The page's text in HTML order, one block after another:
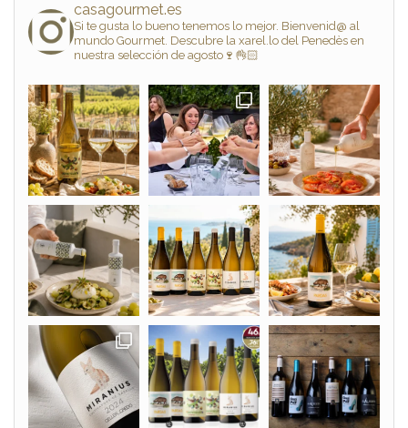
casagourmet.es
Si te gusta lo bueno tenemos lo mejor. Bienvenid@ al
mundo Gourmet. Descubre la xarel.lo del Penedès en
nuestra selección de agosto🍷👌🏻